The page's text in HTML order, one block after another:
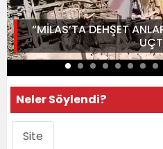
“MİLAS’TA DEHŞET
Neler Söylendi?
Site